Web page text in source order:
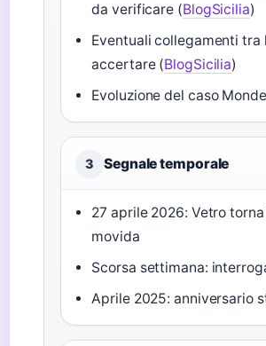
da verificare (BlogSicilia)
Eventuali collegamenti
accertare (BlogSicilia)
Evoluzione del caso
3 Segnale temporale
27 aprile 2026: Vetro
movida
Scorsa settimana:
Aprile 2025: anniversario